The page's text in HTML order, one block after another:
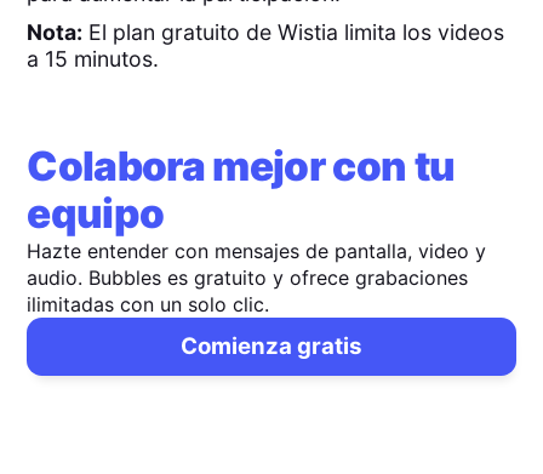
Nota: El plan gratuito de Wistia limita los videos
a 15 minutos.
Colabora mejor con tu
equipo
Hazte entender con mensajes de pantalla, video y
audio. Bubbles es gratuito y ofrece grabaciones
ilimitadas con un solo clic.
Comienza gratis